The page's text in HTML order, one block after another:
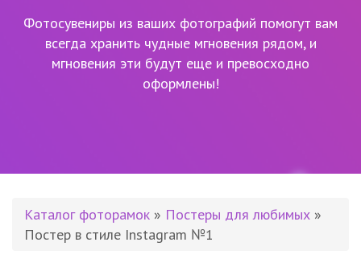
Фотосувениры из ваших фотографий помогут вам
всегда хранить чудные мгновения рядом, и
мгновения эти будут еще и превосходно
оформлены!
Каталог фоторамок » Постеры для любимых »
Постер в стиле Instagram №1